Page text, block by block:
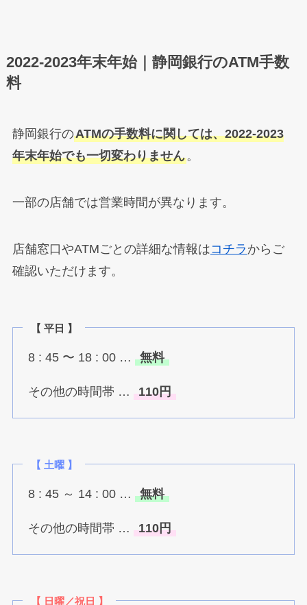
2022-2023年末年始｜静岡銀行のATM手数
料
静岡銀行のATMの手数料に関しては、2022-2023
年末年始でも一切変わりません。
一部の店舗では営業時間が異なります。
店舗窓口やATMごとの詳細な情報はコチラ からご
確認いただけます。
【 平日 】
8 : 45 〜 18 : 00 …無料
その他の時間帯 … 110円
【 土曜 】
8 : 45 ～ 14 : 00 …無料
その他の時間帯 … 110円
【 日曜／祝日 】